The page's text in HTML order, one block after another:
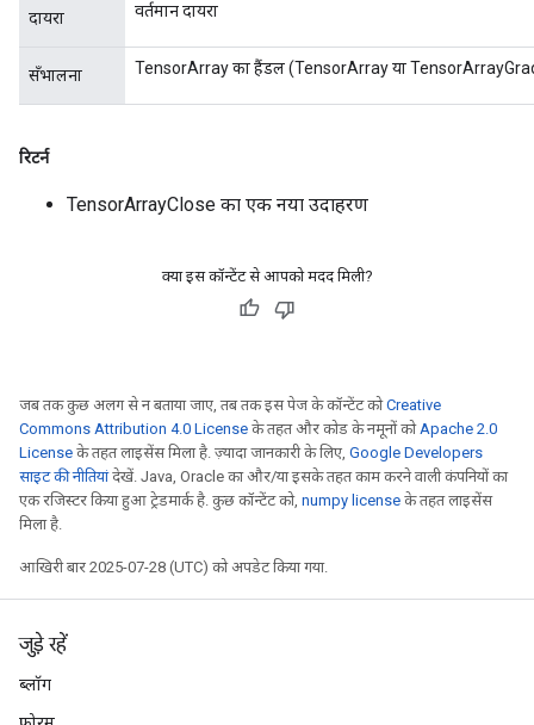
दायरा वर्तमान दायरा
सँभालना TensorArray का हैंडल (TensorArray या
रिटर्न
TensorArrayClose का एक नया उदाहरण
क्या इस कॉन्टेंट से आपको मदद मिली?
जब तक कुछ अलग से न बताया जाए, तब तक इस पेज के कॉन्टेंट कोCreative
Commons Attribution 4.0 License के तहत और कोड के नमूनों कोApache 2.0
License के तहत लाइसेंस मिला है. ज़्यादा जानकारी के लिए, Google Developers
साइट की नीतियांदेखें. Java, Oracle का और/या इसके तहत काम करने वाली कंपनियों का
एक रजिस्टर किया हुआ ट्रेडमार्क है. कुछ कॉन्टेंट को, numpy license के तहत लाइसेंस
मिला है.
आखिरी बार 2025-07-28 (UTC) को अपडेट किया गया.
जुड़े रहें
ब्लॉग